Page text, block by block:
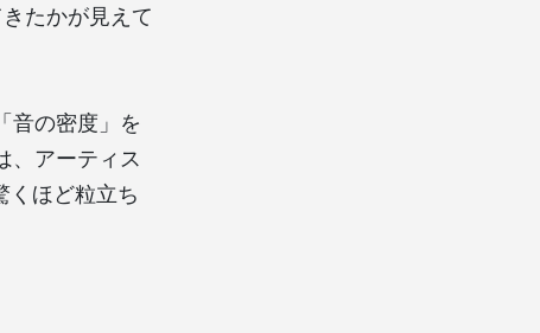
たかが見えて
音の密度」を
、アーティス
くほど粒立ち